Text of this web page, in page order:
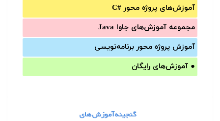
آموزش‌های پروژه محور #C
مجموعه آموزش‌های جاوا Java
آموزش‌ پروژه محور برنامه‌نویسی
● آموزش‌های رایگان